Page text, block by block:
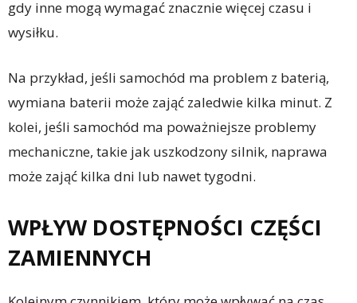
gdy inne mogą wymagać znacznie więcej czasu i
wysiłku.
Na przykład, jeśli samochód ma problem z baterią,
wymiana baterii może zająć zaledwie kilka minut. Z
kolei, jeśli samochód ma poważniejsze problemy
mechaniczne, takie jak uszkodzony silnik, naprawa
może zająć kilka dni lub nawet tygodni.
WPŁYW DOSTĘPNOŚCI CZĘŚCI
ZAMIENNYCH